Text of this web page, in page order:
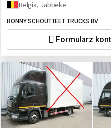
Belgia, Jabbeke
RONNY SCHOUTTEET TRUCKS BV
Formularz